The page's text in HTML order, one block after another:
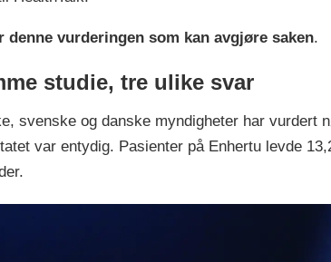
denne vurderingen som kan avgjøre saken.
studie, tre ulike svar
svenske og danske myndigheter har vurdert
var entydig. Pasienter på Enhertu levde